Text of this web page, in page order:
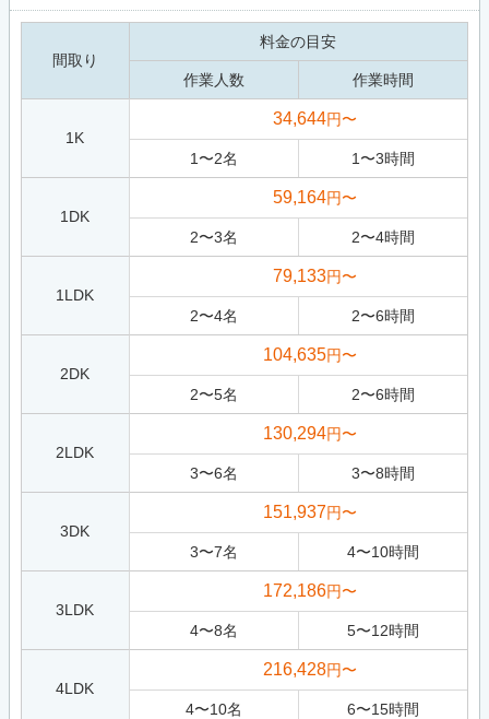
間取り
料金の目安
作業人数 作業時間
1K
34,644円〜
1 〜2名 1 〜3時間
1DK
59,164円〜
2〜3名 2〜4時間
1LDK
79,133円〜
2〜4名 2〜6時間
2DK
104,635円〜
2〜5名 2〜6時間
2LDK
130,294円〜
3〜6名 3〜8時間
3DK
151,937円〜
3〜7名 4〜10時間
3LDK
172,186円〜
4〜8名 5〜12時間
4LDK
216,428円〜
4〜10名 6〜15時間